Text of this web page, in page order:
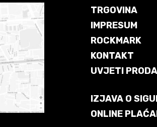
TRGOVINA
IMPRESUM
ROCKMARK
KONTAKT
UVJETI
IZJAVA O
ONLINE